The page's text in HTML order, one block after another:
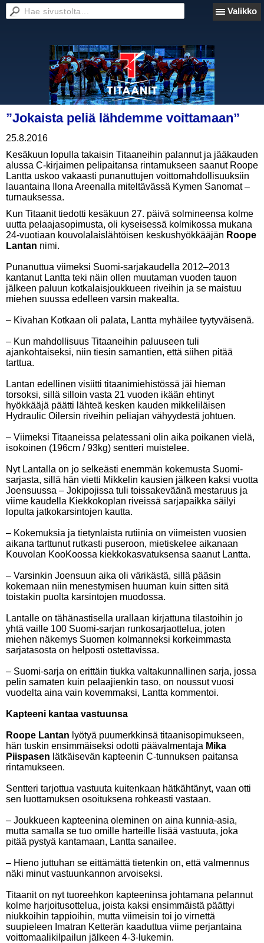
Valikko
”Jokaista peliä lähdemme voittamaan”
25.8.2016
Kesäkuun lopulla takaisin Titaaneihin palannut ja jääkauden
alussa C-kirjaimen pelipaitansa rintamukseen saanut Roope
Lantta uskoo vakaasti punanuttujen voittomahdollisuuksiin
lauantaina Ilona Areenalla miteltävässä Kymen Sanomat –
turnauksessa.
Kun Titaanit tiedotti kesäkuun 27. päivä solmineensa kolme
uutta pelaajasopimusta, oli kyseisessä kolmikossa mukana
24-vuotiaan kouvolalaislähtöisen keskushyökkääjän Roope
Lantan nimi.
Punanuttua viimeksi Suomi-sarjakaudella 2012–2013
kantanut Lantta teki näin ollen muutaman vuoden tauon
jälkeen paluun kotkalaisjoukkueen riveihin ja se maistuu
miehen suussa edelleen varsin makealta.
– Kivahan Kotkaan oli palata, Lantta myhäilee tyytyväisenä.
– Kun mahdollisuus Titaaneihin paluuseen tuli
ajankohtaiseksi, niin tiesin samantien, että siihen pitää
tarttua.
Lantan edellinen visiitti titaanimiehistössä jäi hieman
torsoksi, sillä silloin vasta 21 vuoden ikään ehtinyt
hyökkääjä päätti lähteä kesken kauden mikkeliläisen
Hydraulic Oilersin riveihin peliajan vähyydestä johtuen.
– Viimeksi Titaaneissa pelatessani olin aika poikanen vielä,
isokoinen (196cm / 93kg) sentteri muistelee.
Nyt Lantalla on jo selkeästi enemmän kokemusta Suomi-
sarjasta, sillä hän vietti Mikkelin kausien jälkeen kaksi vuotta
Joensuussa – Jokipojissa tuli toissakeväänä mestaruus ja
viime kaudella Kiekkokoplan riveissä sarjapaikka säilyi
lopulta jatkokarsintojen kautta.
– Kokemuksia ja tietynlaista rutiinia on viimeisten vuosien
aikana tarttunut rutkasti puseroon, mietiskelee aikanaan
Kouvolan KooKoossa kiekkokasvatuksensa saanut Lantta.
– Varsinkin Joensuun aika oli värikästä, sillä pääsin
kokemaan niin menestymisen huuman kuin sitten sitä
toistakin puolta karsintojen muodossa.
Lantalle on tähänastisella urallaan kirjattuna tilastoihin jo
yhtä vaille 100 Suomi-sarjan runkosarjaottelua, joten
miehen näkemys Suomen kolmanneksi korkeimmasta
sarjatasosta on helposti ostettavissa.
– Suomi-sarja on erittäin tiukka valtakunnallinen sarja, jossa
pelin samaten kuin pelaajienkin taso, on noussut vuosi
vuodelta aina vain kovemmaksi, Lantta kommentoi.
Kapteeni kantaa vastuunsa
Roope Lantan lyötyä puumerkkinsä titaanisopimukseen,
hän tuskin ensimmäiseksi odotti päävalmentaja Mika
Piispasen lätkäisevän kapteenin C-tunnuksen paitansa
rintamukseen.
Sentteri tarjottua vastuuta kuitenkaan hätkähtänyt, vaan otti
sen luottamuksen osoituksena rohkeasti vastaan.
– Joukkueen kapteenina oleminen on aina kunnia-asia,
mutta samalla se tuo omille harteille lisää vastuuta, joka
pitää pystyä kantamaan, Lantta sanailee.
– Hieno juttuhan se eittämättä tietenkin on, että valmennus
näki minut vastuunkannon arvoiseksi.
Titaanit on nyt tuoreehkon kapteeninsa johtamana pelannut
kolme harjoitusottelua, joista kaksi ensimmäistä päättyi
niukkoihin tappioihin, mutta viimeisin toi jo virnettä
suupieleen Imatran Ketterän kaaduttua viime perjantaina
voittomaalikilpailun jälkeen 4-3-lukemin.